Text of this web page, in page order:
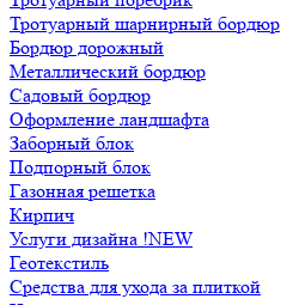
Тротуарный шарнирный бордюр
Бордюр дорожный
Металлический бордюр
Садовый бордюр
Оформление ландшафта
Заборный блок
Подпорный блок
Газонная решетка
Кирпич
Услуги дизайна !NEW
Геотекстиль
Средства для ухода за плиткой